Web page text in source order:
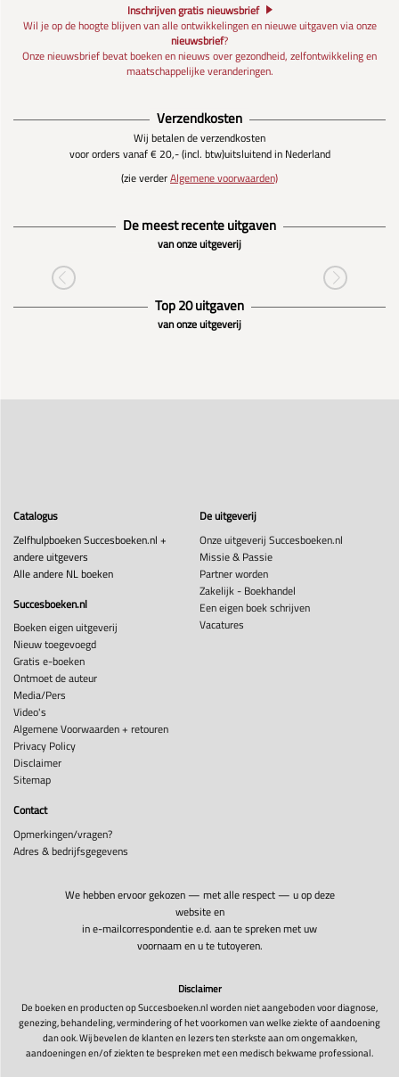
Inschrijven gratis nieuwsbrief
Wil je op de hoogte blijven van alle ontwikkelingen en nieuwe uitgaven via onze
nieuwsbrief?
Onze nieuwsbrief bevat boeken en nieuws over gezondheid, zelfontwikkeling en
maatschappelijke veranderingen.
Verzendkosten
Wij betalen de verzendkosten
voor orders vanaf € 20,- (incl. btw)uitsluitend in Nederland
(zie verderAlgemene voorwaarden)
De meest recente uitgaven
van onze uitgeverij
Top 20 uitgaven
van onze uitgeverij
Catalogus
Zelfhulpboeken Succesboeken.nl +
andere uitgevers
Alle andere NL boeken
Succesboeken.nl
Boeken eigen uitgeverij
Nieuw toegevoegd
Gratis e-boeken
Ontmoet de auteur
Media/Pers
Video's
Algemene Voorwaarden + retouren
Privacy Policy
Disclaimer
Sitemap
De uitgeverij
Onze uitgeverij Succesboeken.nl
Missie & Passie
Partner worden
Zakelijk - Boekhandel
Een eigen boek schrijven
Vacatures
Contact
Opmerkingen/vragen?
Adres & bedrijfsgegevens
We hebben ervoor gekozen — met alle respect — u op deze
website en
in e-mailcorrespondentie e.d. aan te spreken met uw
voornaam en u te tutoyeren.
Disclaimer
De boeken en producten op Succesboeken.nl worden niet aangeboden voor diagnose,
genezing, behandeling, vermindering of het voorkomen van welke ziekte of aandoening
dan ook. Wij bevelen de klanten en lezers ten sterkste aan om ongemakken,
aandoeningen en/of ziekten te bespreken met een medisch bekwame professional.